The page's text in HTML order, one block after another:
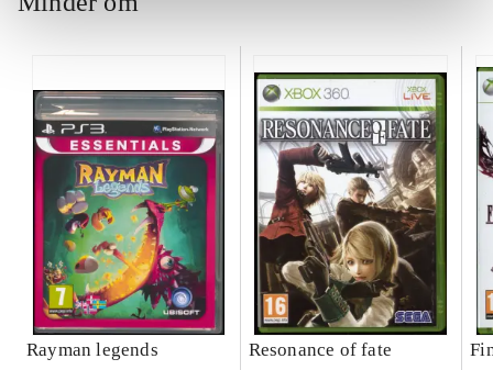
Rayman legends
Resonance of fate